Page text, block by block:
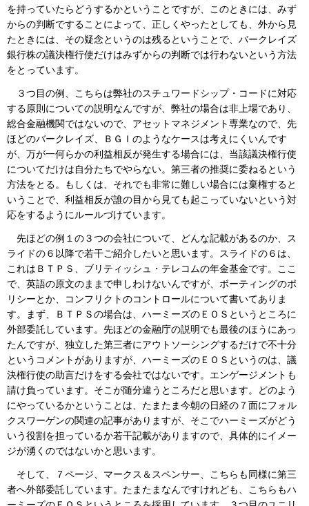
を持っていたらどうするかということですが、このときには、みず
からの判断ですることによって、正しくやったとしても、外から見
たときには、その疑念というのは残るということで、バークレイズ
銀行株の議決権行使だけはみずからの判断では行わないという方法
をとっています。
３つ目の例、こちらは弊社のスチュワードシップ・コードに対応
する原則についての説明なんですが、弊社の場合は非上場であり、
総合金融機関ではないので、アセットマネジメント専業なので、先
ほどのバークレイズ、ＢＧＩのようなケースは考えにくいんです
が、万が一何らかの利益相反が発生する場合には、当該議決権行使
についてだけは自分たちでやらない。第三者の推奨に委ねるという
方法をとる。もしくは、それでも非常に難しい場合には棄権すると
いうことで、利益相反が誰の目から見ても起こっていないという対
応をするようにルールづけています。
先ほどの例１の３つの会社について、どんな記載があるのか、ス
ライドの６以降で若干ご紹介したいと思います。スライドの６は、
これはＢＴＰＳ、ブリティッシュ・テレコムの年金基金です。ここ
で、英語の原文のままで申しわけないんですが、ボーティングのポ
リシーとか、コンフリクトのコントロールについて書いてありま
す。まず、ＢＴＰＳの場合は、ハーミーズのＥＯＳというところに
外部委託しています。先ほどの金融庁の説明でも最後のほうにあっ
たんですが、独立した第三者にアウトソーシングするだけで不十分
というコメントがありますが、ハーミーズのＥＯＳというのは、議
決権行使の助言だけをする会社ではないです。エンゲージメントも
請け負っています。そこが随分違うところだと思います。どのよう
にやっているかということは、たまたま今朝の日経の７面にフォル
クスワーゲンの関連の記事がありますが、そこでハーミーズがどう
いう役割を担っているか若干記載がありますので、具体的にイメー
ジが湧くのではないかと思います。
そして、７ページ、マークス＆スペンサー、こちらも同様に第三
者へ外部委託しています。たまたまなんですけれども、こちらもハ